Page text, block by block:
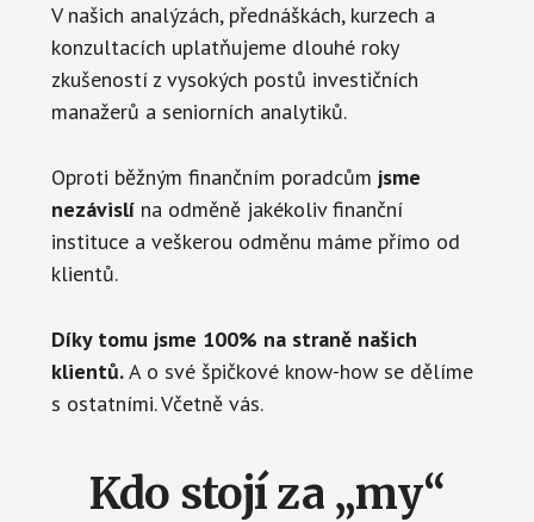
V našich analýzách, přednáškách, kurzech a
konzultacích uplatňujeme dlouhé roky
zkušeností z vysokých postů investičních
manažerů a seniorních analytiků.
Oproti běžným finančním poradcům jsme
nezávislína odměně jakékoliv finanční
instituce a veškerou odměnu máme přímo od
klientů.
Díky tomu jsme 100% na straně našich
klientů.A o své špičkové know-how se dělíme
s ostatními. Včetně vás.
Kdo stojí za „my“